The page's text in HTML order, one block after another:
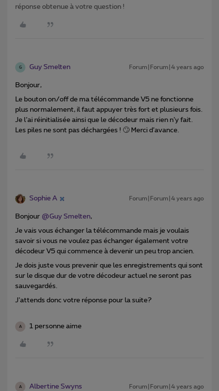
réponse obtenue à votre question !
G Guy Smelten Forum|Forum|4 years ago
Bonjour,
Le bouton on/off de ma télécommande V5 ne fonctionne
plus normalement, il faut appuyer très fort et plusieurs fois.
Je l’ai réinitialisée ainsi que le décodeur mais rien n’y fait.
Les piles ne sont pas déchargées ! 🙄 Merci d’avance.
Sophie A Forum|Forum|4 years ago
Bonjour @Guy Smelten,
Je vais vous échanger la télécommande mais je voulais
savoir si vous ne voulez pas échanger également votre
décodeur V5 qui commence à devenir un peu trop ancien.
Je dois juste vous prevenir que les enregistrements qui sont
sur le disque dur de votre décodeur actuel ne seront pas
sauvegardés.
J’attends donc votre réponse pour la suite?
A 1 personne aime
A Albertine Swyns Forum|Forum|4 years ago